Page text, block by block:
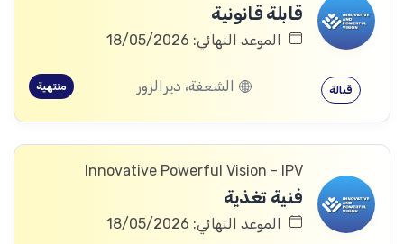
قابلة قانونية
الموعد النهائي: 18/05/2026
قبالة الشعفة، ديرالزور منتهية
Innovative Powerful Vision - IPV
فنية تغذية
الموعد النهائي: 18/05/2026